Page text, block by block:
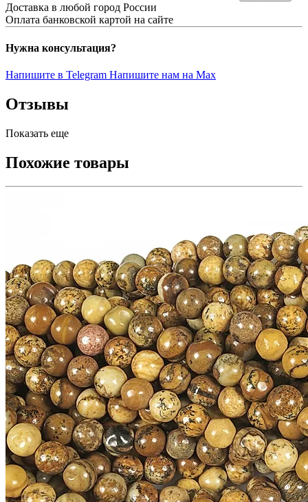
Доставка в любой город России
Оплата банковской картой на сайте
Нужна консультация?
Напишите в Telegram Напишите нам на Max
Отзывы
Показать еще
Похожие товары